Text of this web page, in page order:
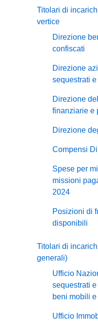
Titolari di
vertice
Direzione
confiscati
Direzione
sequestrati
Direzione
finanziarie e
Direzione
Compensi
Spese per
missioni
2024
Posizioni di
disponibili
Titolari di
generali)
Ufficio
sequestrati
beni mobili
Ufficio